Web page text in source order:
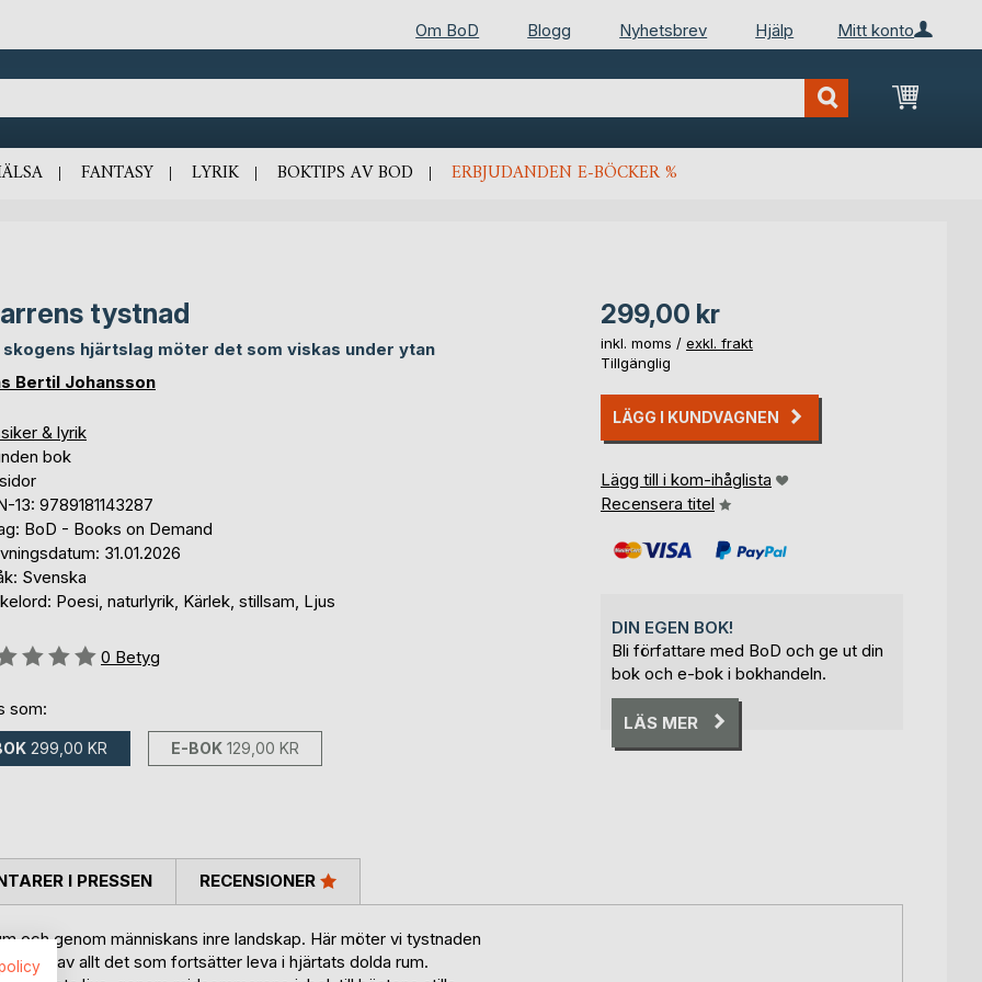
Mitt konto
Om BoD Blogg Nyhetsbrev Hjälp
Min
FANTASY LYRIK BOKTIPS AV BOD ERBJUDANDEN E-BÖCKER %
tystnad
skogens hjärtslag möter det som viskas under ytan
Bertil Johansson
& lyrik
bok
13: 9789181143287
BoD - Books on Demand
31.01.2026
Svenska
Poesi, naturlyrik, Kärlek, stillsam, Ljus
0 Betyg
som:
299,00 KR E-BOK 129,00 KR
299,00 kr
inkl. moms / exkl. frakt
Tillgänglig
LÄGG I KUNDVAGNEN
Lägg till i kom-ihåglista
Recensera titel
DIN EGEN BOK!
Bli författare med BoD och ge ut din
bok och e-bok i bokhandeln.
LÄS MER
och genom människans inre landskap. Här möter vi tystnaden
av allt det som fortsätter leva i hjärtats dolda rum.
I PRESSEN RECENSIONER